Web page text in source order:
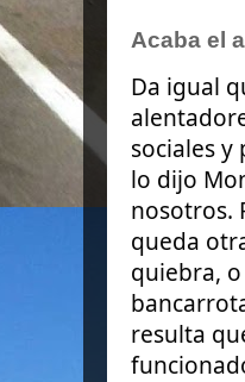
Acaba el
Da igual
sociales y
lo dijo
nosotros.
queda
quiebra,
resulta